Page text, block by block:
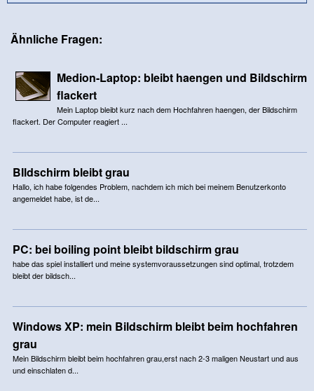
Ähnliche Fragen:
Medion-Laptop: bleibt haengen und Bildschirm
flackert
Mein Laptop bleibt kurz nach dem Hochfahren haengen, der Bildschirm
flackert. Der Computer reagiert ...
BIldschirm bleibt grau
Hallo, ich habe folgendes Problem, nachdem ich mich bei meinem Benutzerkonto
angemeldet habe, ist de...
PC: bei boiling point bleibt bildschirm grau
habe das spiel installiert und meine systemvoraussetzungen sind optimal, trotzdem
bleibt der bildsch...
Windows XP: mein Bildschirm bleibt beim hochfahren
grau
Mein Bildschirm bleibt beim hochfahren grau,erst nach 2-3 maligen Neustart und aus
und einschlaten d...